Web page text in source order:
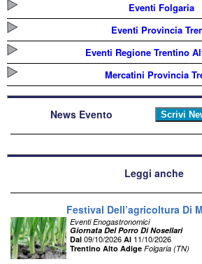
Eventi Folgaria
Eventi Provincia
Eventi Regione Trentino
Mercatini Provincia
News Evento
Leggi anche
Festival Dell’agricoltura Di
Eventi Enogastronomici
Giornata Del Porro Di Nosellari
Dal 09/10/2026 Al 11/10/2026
Trentino Alto Adige Folgaria (TN)